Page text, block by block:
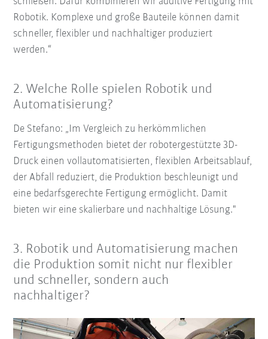
Robotik. Komplexe und große Bauteile können damit
schneller, flexibler und nachhaltiger produziert
werden.“
2. Welche Rolle spielen Robotik und
Automatisierung?
De Stefano: „Im Vergleich zu herkömmlichen
Fertigungsmethoden bietet der robotergestützte 3D-
Druck einen vollautomatisierten, flexiblen Arbeitsablauf,
der Abfall reduziert, die Produktion beschleunigt und
eine bedarfsgerechte Fertigung ermöglicht. Damit
bieten wir eine skalierbare und nachhaltige Lösung."
3. Robotik und Automatisierung machen
die Produktion somit nicht nur flexibler
und schneller, sondern auch
nachhaltiger?